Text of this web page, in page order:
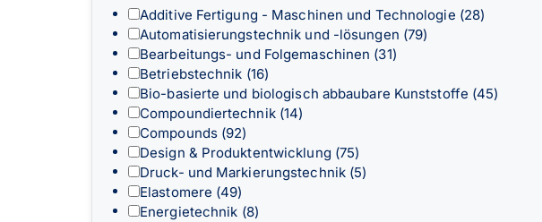
Additive Fertigung - Maschinen und Technologie (28)
Automatisierungstechnik und -lösungen (79)
Bearbeitungs- und Folgemaschinen (31)
Betriebstechnik (16)
Bio-basierte und biologisch abbaubare Kunststoffe (45)
Compoundiertechnik (14)
Compounds (92)
Design & Produktentwicklung (75)
Druck- und Markierungstechnik (5)
Elastomere (49)
Energietechnik (8)